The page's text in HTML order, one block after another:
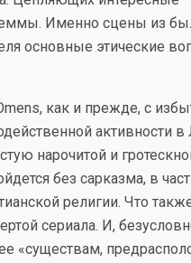
Именно сцены из
основные этические
как и прежде, с
активности в
нарочитой и
без сарказма, в
религии. Что
сериала. И,
«существам,